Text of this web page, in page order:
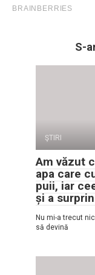
S-
ŞTIRI
Am văzut
apa care
puii, iar
și a
Nu mi-a trecut
să devină